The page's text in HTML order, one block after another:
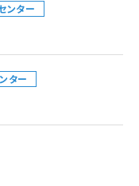
ンター
ター